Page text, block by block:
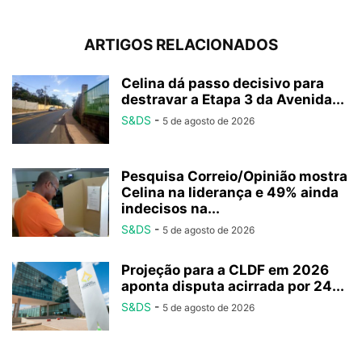
ARTIGOS RELACIONADOS
Celina dá passo decisivo para
destravar a Etapa 3 da Avenida...
S&DS - 5 de agosto de 2026
Pesquisa Correio/Opinião mostra
Celina na liderança e 49% ainda
indecisos na...
S&DS - 5 de agosto de 2026
Projeção para a CLDF em 2026
aponta disputa acirrada por 24...
S&DS - 5 de agosto de 2026